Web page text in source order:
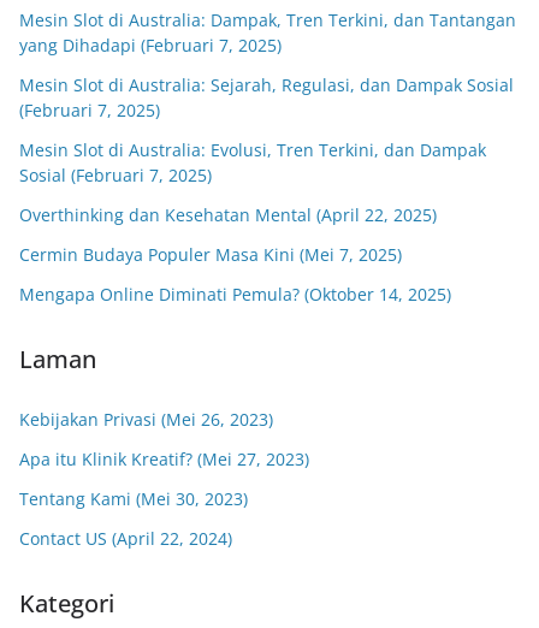
Mesin Slot di Australia: Dampak, Tren Terkini, dan Tantangan
yang Dihadapi (Februari 7, 2025)
Mesin Slot di Australia: Sejarah, Regulasi, dan Dampak Sosial
(Februari 7, 2025)
Mesin Slot di Australia: Evolusi, Tren Terkini, dan Dampak
Sosial (Februari 7, 2025)
Overthinking dan Kesehatan Mental (April 22, 2025)
Cermin Budaya Populer Masa Kini (Mei 7, 2025)
Mengapa Online Diminati Pemula? (Oktober 14, 2025)
Laman
Kebijakan Privasi (Mei 26, 2023)
Apa itu Klinik Kreatif? (Mei 27, 2023)
Tentang Kami (Mei 30, 2023)
Contact US (April 22, 2024)
Kategori